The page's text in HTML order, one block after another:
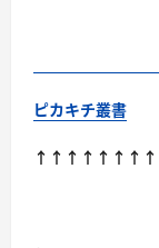
ピカキチ叢書